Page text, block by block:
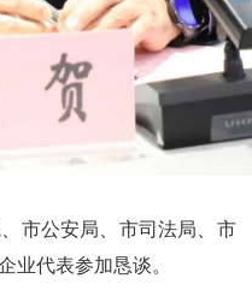
市公安局、市司法局、市
业代表参加恳谈。